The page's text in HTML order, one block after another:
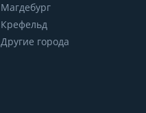
Магдебург
Крефельд
Другие города